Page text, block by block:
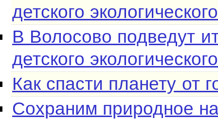
детского
В Волосово подведут
детского
Как спасти планету от
Сохраним природное